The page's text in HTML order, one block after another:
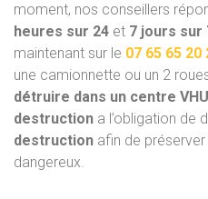
moment, nos conseillers
heures sur 24 et 7 jours sur
maintenant sur le 07 65 65 20
une camionnette ou un 2
détruire dans un centre VHU
destruction a l’obligation de
destruction afin de
dangereux.